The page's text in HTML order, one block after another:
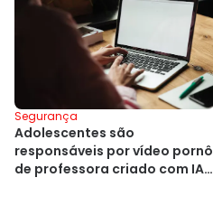
Segurança
Adolescentes são
responsáveis por vídeo pornô
de professora criado com IA